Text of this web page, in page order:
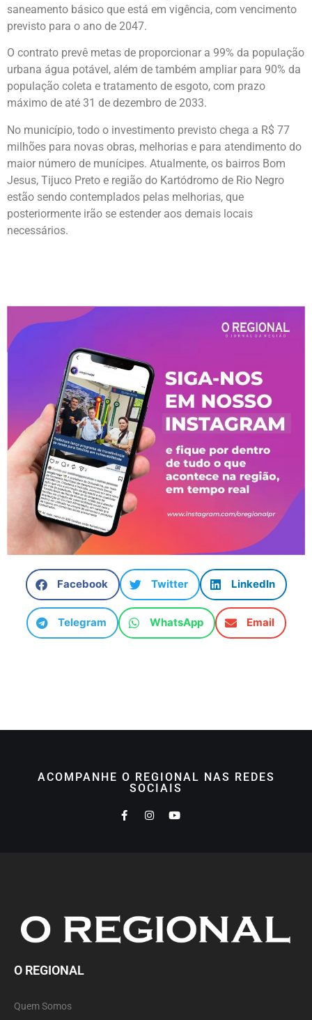
saneamento básico que está em vigência, com vencimento
previsto para o ano de 2047.
O contrato prevê metas de proporcionar a 99% da população
urbana água potável, além de também ampliar para 90% da
população coleta e tratamento de esgoto, com prazo
máximo de até 31 de dezembro de 2033.
No município, todo o investimento previsto chega a R$ 77
milhões para novas obras, melhorias e para atendimento do
maior número de munícipes. Atualmente, os bairros Bom
Jesus, Tijuco Preto e região do Kartódromo de Rio Negro
estão sendo contemplados pelas melhorias, que
posteriormente irão se estender aos demais locais
necessários.
Facebook Twitter LinkedIn
Telegram WhatsApp Email
ACOMPANHE O REGIONAL NAS REDES
SOCIAIS
O REGIONAL
Quem Somos